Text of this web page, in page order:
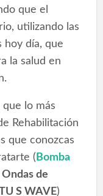
que el
utilizando las
hoy día, que
la salud en
lo más
Rehabilitación
que conozcas
( Bomba
Ondas de
S WAVE)